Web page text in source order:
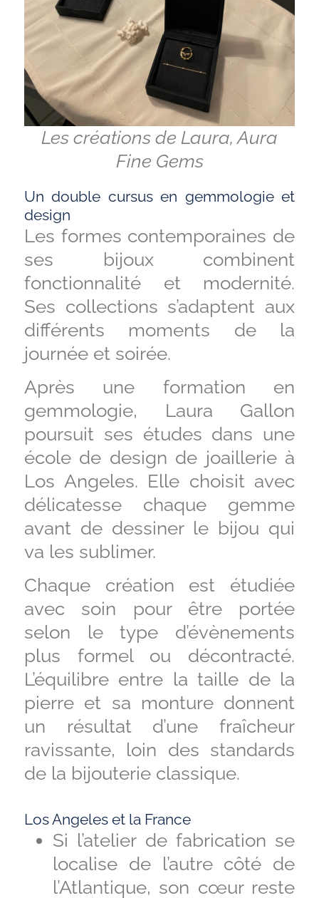
Les créations de Laura, Aura
Fine Gems
Un double cursus en gemmologie et
design
Les formes contemporaines de
ses bijoux combinent
fonctionnalité et modernité.
Ses collections s’adaptent aux
différents moments de la
journée et soirée.
Après une formation en
gemmologie, Laura Gallon
poursuit ses études dans une
école de design de joaillerie à
Los Angeles. Elle choisit avec
délicatesse chaque gemme
avant de dessiner le bijou qui
va les sublimer.
Chaque création est étudiée
avec soin pour être portée
selon le type d’évènements
plus formel ou décontracté.
L’équilibre entre la taille de la
pierre et sa monture donnent
un résultat d’une fraîcheur
ravissante, loin des standards
de la bijouterie classique.
Los Angeles et la France
Si l’atelier de fabrication se
localise de l’autre côté de
l’Atlantique, son cœur reste